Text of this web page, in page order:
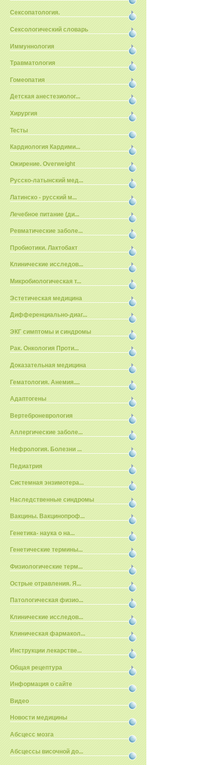
Сексопатология.
Сексологический словарь
Иммуннология
Травматология
Гомеопатия
Детская анестезиолог...
Хирургия
Тесты
Кардиология Кардими...
Ожирение. Overweight
Русско-латынский мед...
Латинско - русский м...
Лечебное питание (ди...
Ревматические заболе...
Пробиотики. Лактобакт
Клинические исследов...
Микробиологическая т...
Эстетическая медицина
Дифференциально-диаг...
ЭКГ симптомы и синдромы
Рак. Онкология Проти...
Доказательная медицина
Гематология. Анемия....
Адаптогены
Вертеброневрология
Аллергические заболе...
Нефрология. Болезни ...
Педиатрия
Системная энзимотера...
Наследственные синдромы
Вакцины. Вакцинопроф...
Генетика- наука о на...
Генетические термины...
Физиологические терм...
Острые отравления. Я...
Патологическая физио...
Клинические исследов...
Клиническая фармакол...
Инструкции лекарстве...
Общая рецептура
Информация о сайте
Видео
Новости медицины
Абсцесс мозга
Абсцессы височной до...